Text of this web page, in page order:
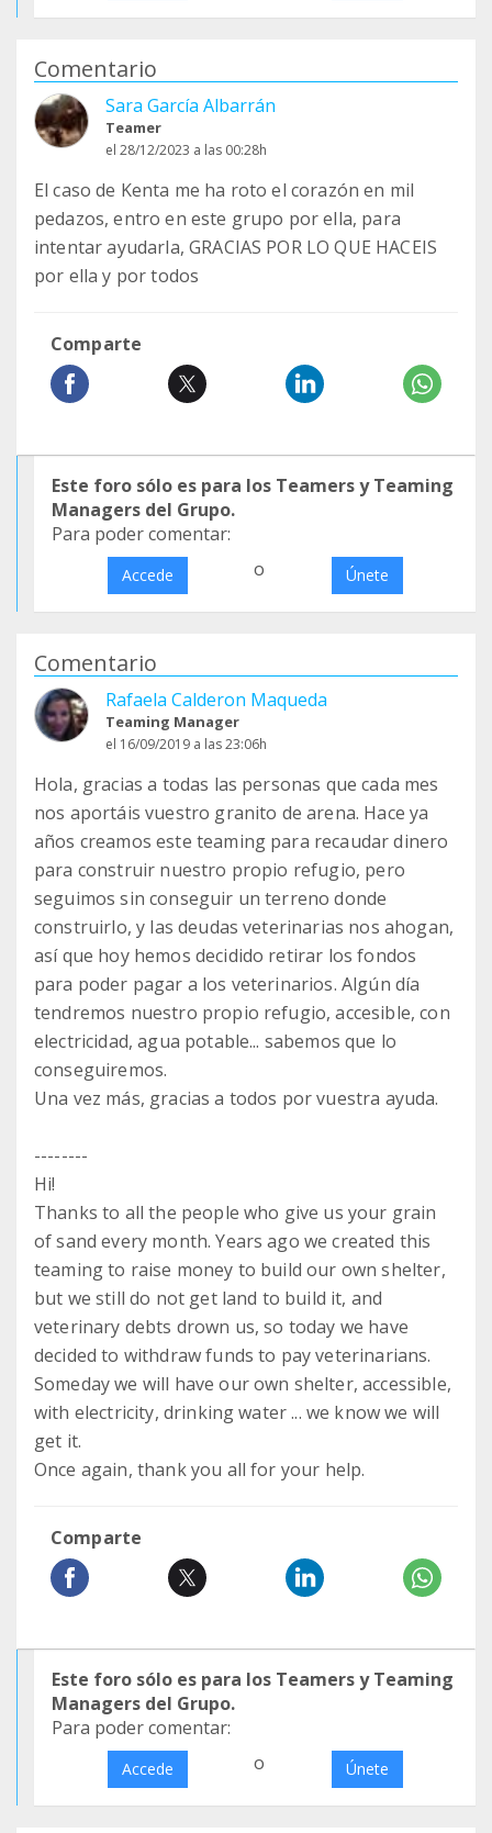
Comentario
Sara García Albarrán
Teamer
el 28/12/2023 a las 00:28h
El caso de Kenta me ha roto el corazón en mil
pedazos, entro en este grupo por ella, para
intentar ayudarla, GRACIAS POR LO QUE HACEIS
por ella y por todos
Comparte
Este foro sólo es para los Teamers y Teaming
Managers del Grupo.
Para poder comentar:
Accede o Únete
Comentario
Rafaela Calderon Maqueda
Teaming Manager
el 16/09/2019 a las 23:06h
Hola, gracias a todas las personas que cada mes
nos aportáis vuestro granito de arena. Hace ya
años creamos este teaming para recaudar dinero
para construir nuestro propio refugio, pero
seguimos sin conseguir un terreno donde
construirlo, y las deudas veterinarias nos ahogan,
así que hoy hemos decidido retirar los fondos
para poder pagar a los veterinarios. Algún día
tendremos nuestro propio refugio, accesible, con
electricidad, agua potable... sabemos que lo
conseguiremos.
Una vez más, gracias a todos por vuestra ayuda.
--------
Hi!
Thanks to all the people who give us your grain
of sand every month. Years ago we created this
teaming to raise money to build our own shelter,
but we still do not get land to build it, and
veterinary debts drown us, so today we have
decided to withdraw funds to pay veterinarians.
Someday we will have our own shelter, accessible,
with electricity, drinking water ... we know we will
get it.
Once again, thank you all for your help.
Comparte
Este foro sólo es para los Teamers y Teaming
Managers del Grupo.
Para poder comentar:
Accede o Únete